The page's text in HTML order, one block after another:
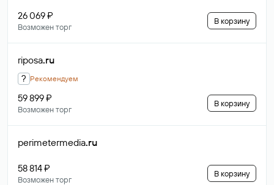
26 069 ₽
Возможен торг
В корзину
riposa.ru
? Рекомендуем
59 899 ₽
Возможен торг
В корзину
perimetermedia.ru
58 814 ₽
Возможен торг
В корзину